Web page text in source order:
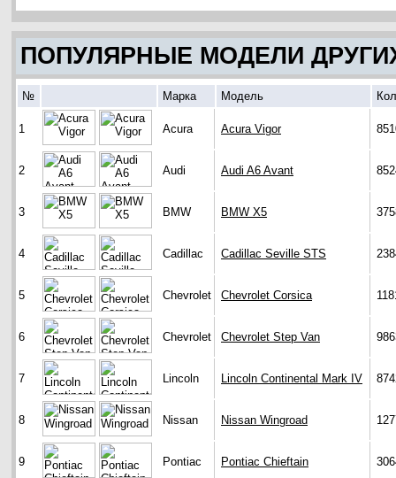
ПОПУЛЯРНЫЕ МОДЕЛИ
№ Марка Модель
1 Acura Acura Vigor
2 Audi Audi A6 Avant
3 BMW BMW X5
4 Cadillac Cadillac Seville STS
5 Chevrolet Chevrolet Corsica
6 Chevrolet Chevrolet Step Van
7 Lincoln Lincoln Continental Mark IV
8 Nissan Nissan Wingroad
9 Pontiac Pontiac Chieftain